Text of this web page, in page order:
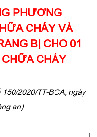
PHƯƠNG
CHÁY VÀ
BỊ CHO 01
CHÁY
2020/TT-BCA, ngày
an)